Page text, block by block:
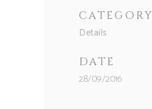
CATEGORY
Details
DATE
28/09/2016